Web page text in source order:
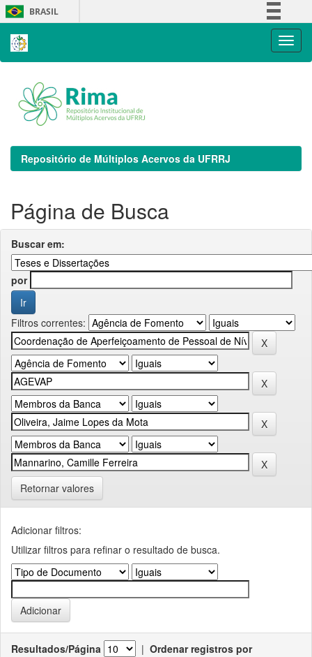
Skip
navigation
BRASIL
Repositório de Múltiplos Acervos da UFRRJ
Página de Busca
Buscar em:
por
Filtros correntes:
Retornar valores
Adicionar filtros:
Utilizar filtros para refinar o resultado de busca.
Resultados/Página | Ordenar registros por